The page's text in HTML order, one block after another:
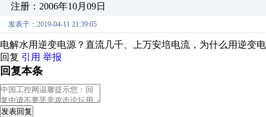
注册：2006年10月09日
发表于：2019-04-11 21:39:05
电解水用逆变电源？直流几千、上万安培电流，为什么用逆变
回复 引用 举报
回复本条
发表回复